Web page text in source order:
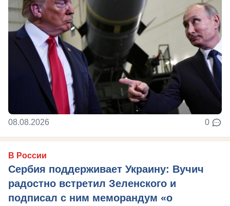
08.08.2026 0
В России
Сербия поддерживает Украину: Вучич
радостно встретил Зеленского и
подписал с ним меморандум «о